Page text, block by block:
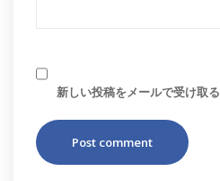
新しい投稿をメールで受け取る